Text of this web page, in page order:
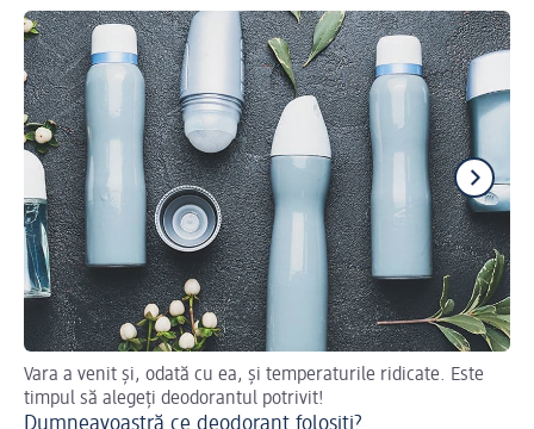
Vara a venit și, odată cu ea, și temperaturile ridicate. Este
timpul să alegeți deodorantul potrivit!
Dumneavoastră ce deodorant folosiți?